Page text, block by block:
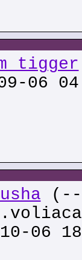
tigger
06
06